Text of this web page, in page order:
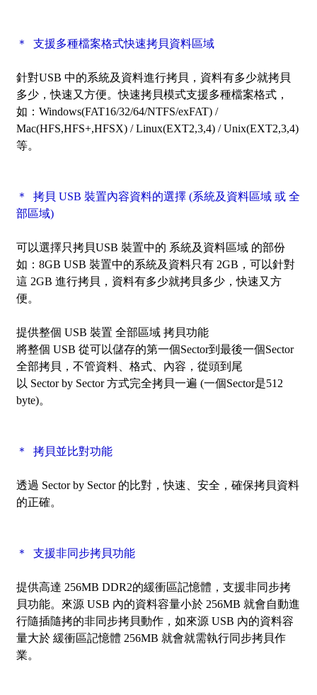
＊ 支援多種檔案格式快速拷貝資料區域
針對USB 中的系統及資料進行拷貝，資料有多少就拷貝
多少，快速又方便。快速拷貝模式支援多種檔案格式，
如：Windows(FAT16/32/64/NTFS/exFAT) /
Mac(HFS,HFS+,HFSX) / Linux(EXT2,3,4) / Unix(EXT2,3,4)
等。
＊ 拷貝 USB 裝置內容資料的選擇 (系統及資料區域 或 全
部區域)
可以選擇只拷貝USB 裝置中的 系統及資料區域的部份
如：8GB USB 裝置中的系統及資料只有 2GB，可以針對
這 2GB 進行拷貝，資料有多少就拷貝多少，快速又方
便。
提供整個 USB 裝置 全部區域拷貝功能
將整個 USB 從可以儲存的第一個Sector到最後一個Sector
全部拷貝，不管資料、格式、內容，從頭到尾
以 Sector by Sector方式完全拷貝一遍 (一個Sector是512
byte)。
＊ 拷貝並比對功能
透過 Sector by Sector的比對，快速、安全，確保拷貝資料
的正確。
＊ 支援非同步拷貝功能
提供高達 256MB DDR2的緩衝區記憶體，支援非同步拷
貝功能。來源 USB 內的資料容量小於 256MB 就會自動進
行隨插隨拷的非同步拷貝動作，如來源 USB 內的資料容
量大於 緩衝區記憶體 256MB 就會就需執行同步拷貝作
業。